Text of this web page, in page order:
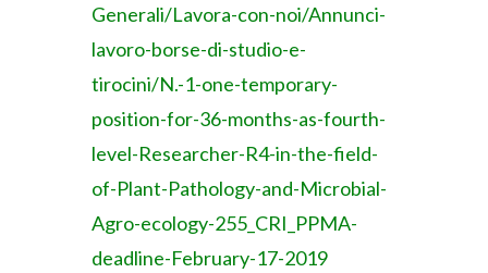
Generali/Lavora-con-noi/Annunci-
lavoro-borse-di-studio-e-
tirocini/N.-1-one-temporary-
position-for-36-months-as-fourth-
level-Researcher-R4-in-the-field-
of-Plant-Pathology-and-Microbial-
Agro-ecology-255_CRI_PPMA-
deadline-February-17-2019